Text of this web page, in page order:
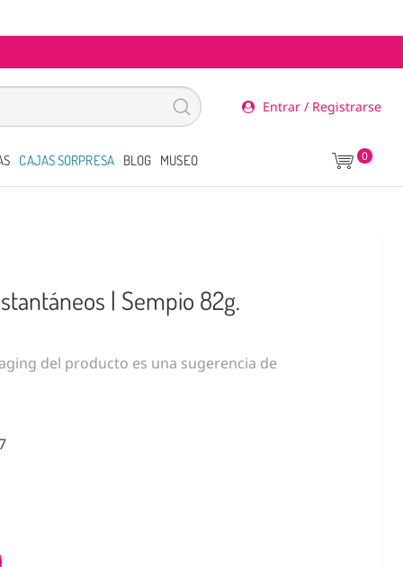
Entrar / Registrarse
CAJAS SORPRESA BLOG MUSEO 0
| Sempio 82g.
del producto es una sugerencia de